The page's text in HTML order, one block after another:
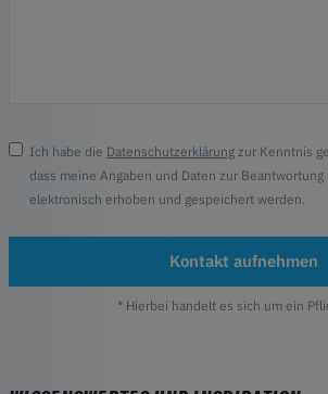
Ich habe die Datenschutzerklärungzur Kenntnis
dass meine Angaben und Daten zur Beantwortung
elektronisch erhoben und gespeichert werden.
Kontakt aufnehmen
* Hierbei handelt es sich um ein